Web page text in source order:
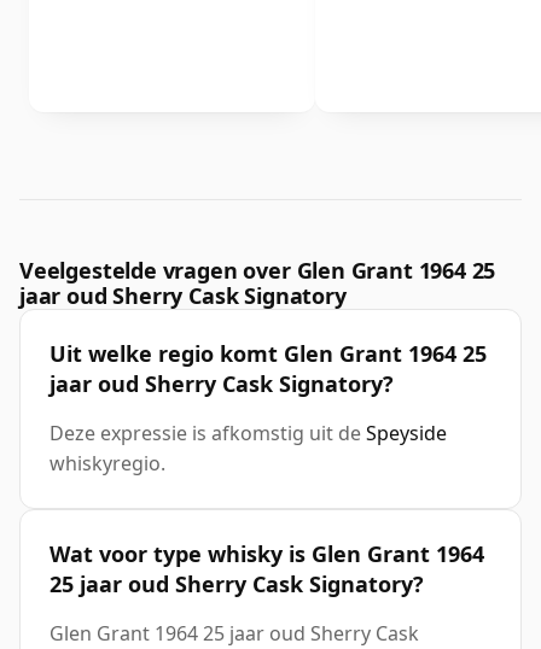
Veelgestelde vragen over Glen Grant 1964 25
jaar oud Sherry Cask Signatory
Uit welke regio komt Glen Grant 1964 25
jaar oud Sherry Cask Signatory?
Deze expressie is afkomstig uit deSpeyside
whiskyregio.
Wat voor type whisky is Glen Grant 1964
25 jaar oud Sherry Cask Signatory?
Glen Grant 1964 25 jaar oud Sherry Cask